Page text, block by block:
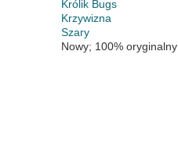
Królik Bugs
Krzywizna
Szary
Nowy; 100% oryginalny